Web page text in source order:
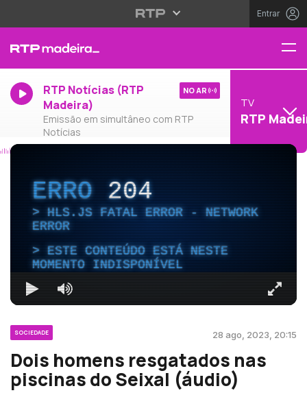
Entrar
RTP Notícias (RTP
Madeira)
Emissão em simultâneo com RTP
Notícias
NO AR
TV
RTP
ERRO204
HLS.JS FATAL ERROR - NETWORK
ERROR
ESTE CONTEÚDO ESTÁ NESTE
MOMENTO INDISPONÍVEL
SOCIEDADE 28 ago, 2023, 20:15
Dois homens resgatados nas
piscinas do Seixal (áudio)